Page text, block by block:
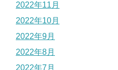
2022年11月
2022年10月
2022年9月
2022年8月
2022年7月